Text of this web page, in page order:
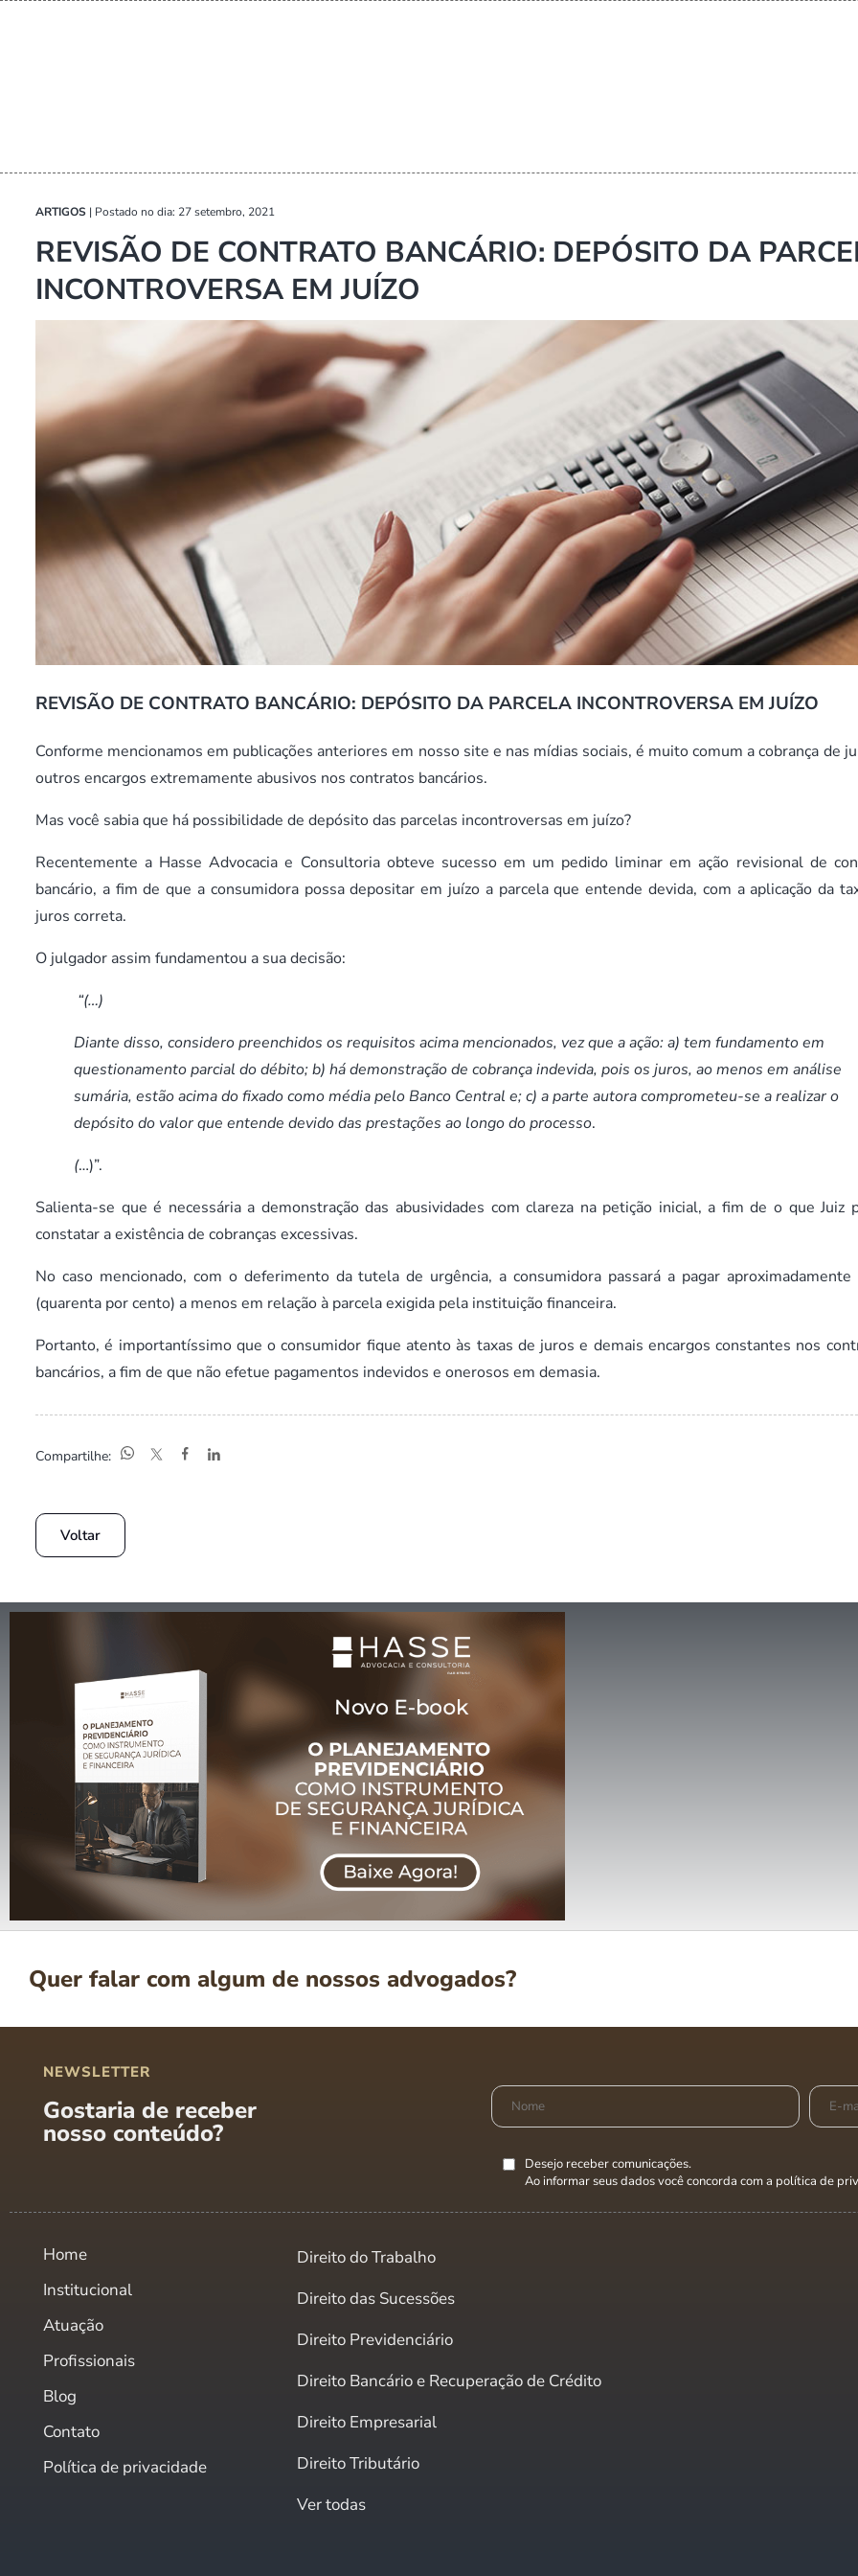
ARTIGOS | Postado no dia: 27 setembro, 2021
REVISÃO DE CONTRATO BANCÁRIO: DEPÓSITO DA
INCONTROVERSA EM JUÍZO
REVISÃO DE CONTRATO BANCÁRIO: DEPÓSITO DA PARCELA INCONTROVERSA EM JUÍZO
Conforme mencionamos em publicações anteriores em nosso site e nas mídias sociais, é muito comum a cobrança de
outros encargos extremamente abusivos nos contratos bancários.
Mas você sabia que há possibilidade de depósito das parcelas incontroversas em juízo?
Recentemente a Hasse Advocacia e Consultoria obteve sucesso em um pedido liminar em ação revisional de
bancário, a fim de que a consumidora possa depositar em juízo a parcela que entende devida, com a aplicação da
juros correta.
O julgador assim fundamentou a sua decisão:
“(…)
Diante disso, considero preenchidos os requisitos acima mencionados, vez que a ação: a) tem fundamento em
questionamento parcial do débito; b) há demonstração de cobrança indevida, pois os juros, ao menos em análise
sumária, estão acima do fixado como média pelo Banco Central e; c) a parte autora comprometeu-se a realizar o
depósito do valor que entende devido das prestações ao longo do processo.
(…)”.
Salienta-se que é necessária a demonstração das abusividades com clareza na petição inicial, a fim de o que Juiz
constatar a existência de cobranças excessivas.
No caso mencionado, com o deferimento da tutela de urgência, a consumidora passará a pagar
(quarenta por cento) a menos em relação à parcela exigida pela instituição financeira.
Portanto, é importantíssimo que o consumidor fique atento às taxas de juros e demais encargos constantes nos
bancários, a fim de que não efetue pagamentos indevidos e onerosos em demasia.
Compartilhe:
Voltar
Quer falar com algum de nossos advogados?
NEWSLETTER
Gostaria de receber
nosso conteúdo?
Desejo receber comunicações.
Ao informar seus dados você concorda com a política de
Home
Institucional
Atuação
Profissionais
Blog
Contato
Política de privacidade
Direito do Trabalho
Direito das Sucessões
Direito Previdenciário
Direito Bancário e Recuperação de Crédito
Direito Empresarial
Direito Tributário
Ver todas